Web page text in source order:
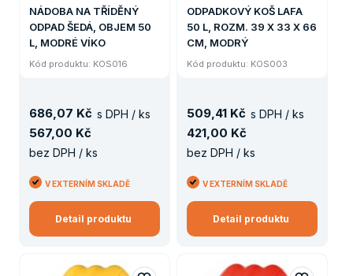
NÁDOBA NA TŘÍDĚNÝ
ODPAD ŠEDÁ, OBJEM 50
L, MODRÉ VÍKO
Kód produktu: KOS016
686,07 Kč s DPH / ks
567, 00 Kč
bez DPH / ks
V EXTERNÍM SKLADĚ
Detail produktu
ODPADKOVÝ KOŠ LAFA
50 L, ROZM. 39 X 33 X 66
CM, MODRÝ
Kód produktu: KOS003
509,41 Kč s DPH / ks
421 00 Kč
bez DPH / ks
V EXTERNÍM SKLADĚ
Detail produktu